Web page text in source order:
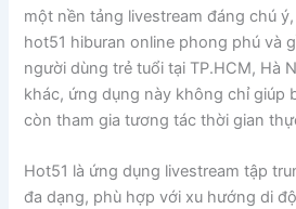
một nền tảng livestream đáng chú
hot51 hiburan online phong phú và
người dùng trẻ tuổi tại TP.HCM, Hà
khác, ứng dụng này không chỉ giúp
còn tham gia tương tác thời gian
Hot51 là ứng dụng livestream tập
đa dạng, phù hợp với xu hướng di